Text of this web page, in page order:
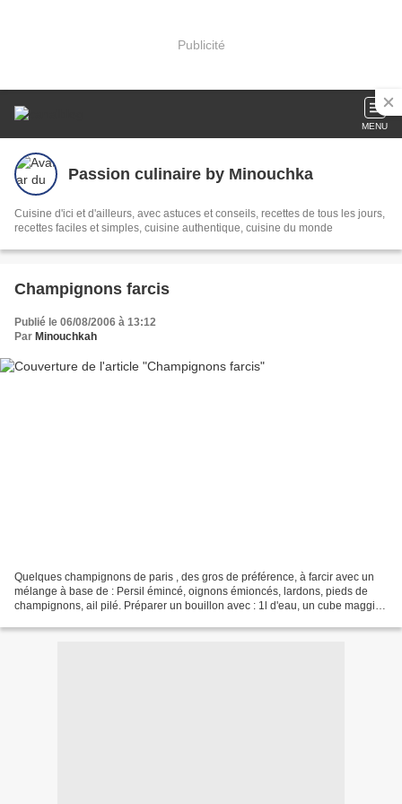
Publicité
MENU
Passion culinaire by Minouchka
Cuisine d'ici et d'ailleurs, avec astuces et conseils, recettes de tous les jours,
recettes faciles et simples, cuisine authentique, cuisine du monde
Champignons farcis
Publié le 06/08/2006 à 13:12
Par Minouchkah
Quelques champignons de paris , des gros de préférence, à farcir avec un
mélange à base de : Persil émincé, oignons émioncés, lardons, pieds de
champignons, ail pilé. Préparer un bouillon avec : 1l d'eau, un cube maggi, 1